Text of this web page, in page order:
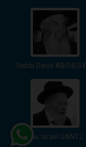
Rabbi David
Rav Israël GANTZ